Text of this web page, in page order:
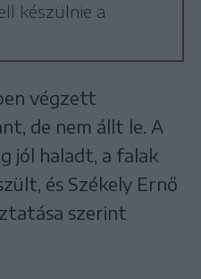
készülnie a
végzett
de nem állt le. A
jól haladt, a falak
és Székely Ernő
szerint